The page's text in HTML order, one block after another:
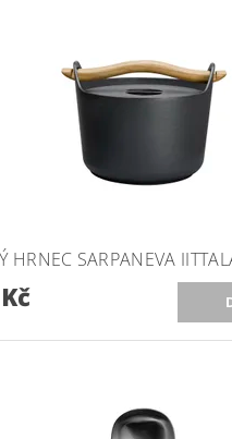
HRNEC SARPANEVA